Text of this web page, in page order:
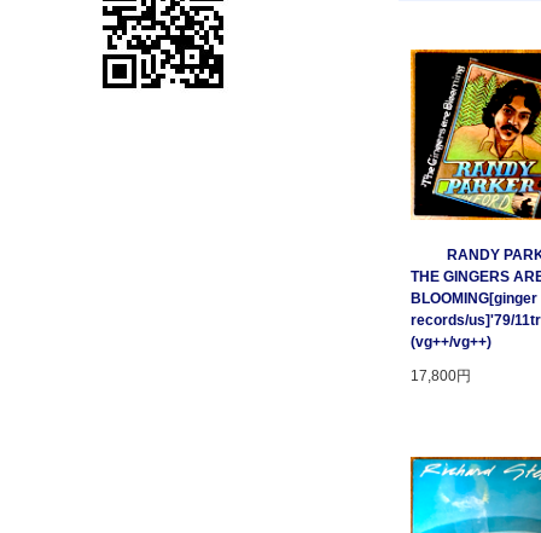
RANDY
THE GINGERS
BLOOMING[ginger
records/us]'79/
(vg++/vg++)
17,800円